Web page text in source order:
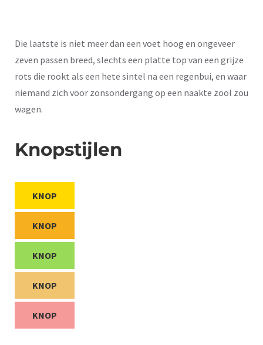
Die laatste is niet meer dan een voet hoog en ongeveer
zeven passen breed, slechts een platte top van een grijze
rots die rookt als een hete sintel na een regenbui, en waar
niemand zich voor zonsondergang op een naakte zool zou
wagen.
Knopstijlen
KNOP
KNOP
KNOP
KNOP
KNOP